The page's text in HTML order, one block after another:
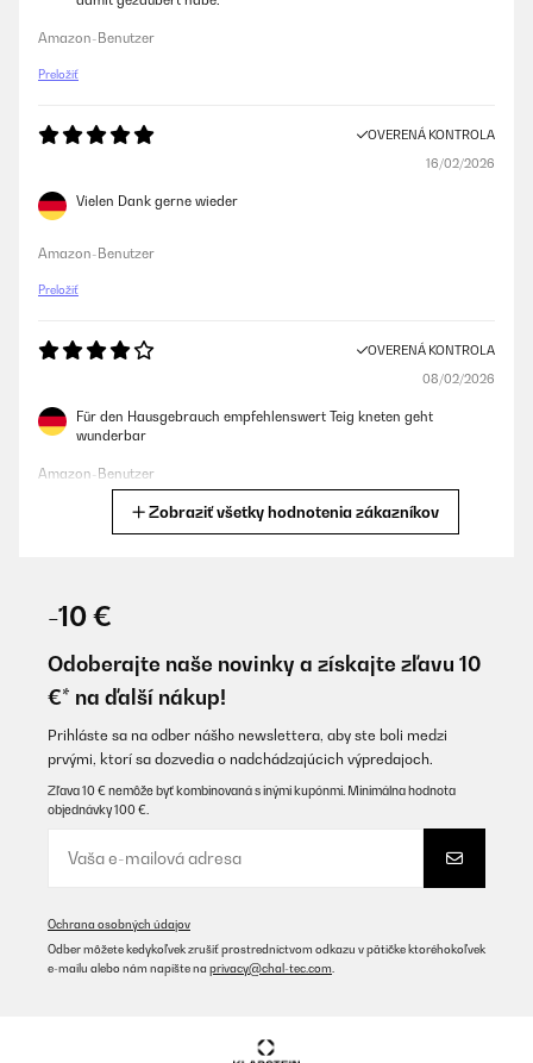
Amazon-Benutzer
Preložiť
OVERENÁ KONTROLA
16/02/2026
Vielen Dank gerne wieder
Amazon-Benutzer
Preložiť
OVERENÁ KONTROLA
08/02/2026
Für den Hausgebrauch empfehlenswert Teig kneten geht
wunderbar
Amazon-Benutzer
Amazon user
OVERENÁ KONTROLA
Ich bin sehr zufrieden, eine wirklich empfehlenswerte
Preložiť
Zobraziť všetky hodnotenia zákazníkov
-10 €
Odoberajte naše novinky a získajte zľavu 10
€* na ďalší nákup!
Prihláste sa na odber nášho newslettera, aby ste boli medzi
prvými, ktorí sa dozvedia o nadchádzajúcich výpredajoch.
Zľava 10 € nemôže byť kombinovaná s inými kupónmi. Minimálna hodnota
objednávky 100 €.
Ochrana osobných údajov
Odber môžete kedykoľvek zrušiť prostredníctvom odkazu v pätičke ktoréhokoľvek
e-mailu alebo nám napíšte na privacy@chal-tec.com